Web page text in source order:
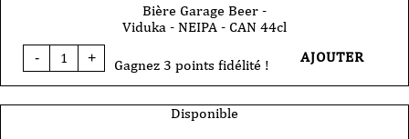
Bière Garage Beer -
Viduka - NEIPA - CAN 44cl
-
quantité
de
Beer
+ Gagnez 3 points fidélité ! AJOUTER
Disponible